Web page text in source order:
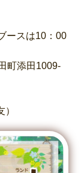
ースは10：00
町添田1009-